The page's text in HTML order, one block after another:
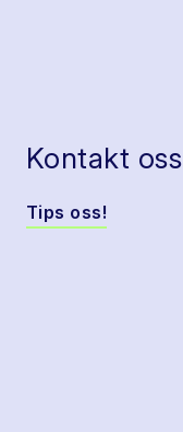
Kontakt oss
Tips oss!